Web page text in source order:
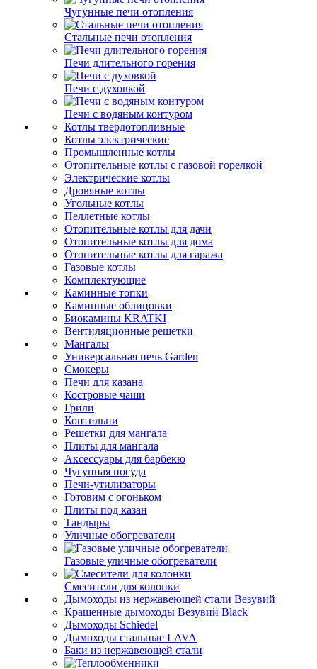
Чугунные печи отопления
Стальные печи отопления
Печи длительного горения
Печи с духовкой
Печи с водяным контуром
Котлы твердотопливные
Котлы электрические
Промышленные котлы
Отопительные котлы с газовой горелкой
Электрические котлы
Дровяные котлы
Угольные котлы
Пеллетные котлы
Отопительные котлы для дачи
Отопительные котлы для дома
Отопительные котлы для гаража
Газовые котлы
Комплектующие
Каминные топки
Каминные облицовки
Биокамины KRATKI
Вентиляционные решетки
Мангалы
Универсальная печь Garden
Смокеры
Печи для казана
Костровые чаши
Грили
Коптильни
Решетки для мангала
Плиты для мангала
Аксессуары для барбекю
Чугунная посуда
Печи-утилизаторы
Готовим с огоньком
Плиты под казан
Тандыры
Уличные обогреватели
Газовые уличные обогреватели
Смесители для колонки
Дымоходы из нержавеющей стали Везувий
Крашенные дымоходы Везувий Black
Дымоходы Schiedel
Дымоходы стальные LAVA
Баки из нержавеющей стали